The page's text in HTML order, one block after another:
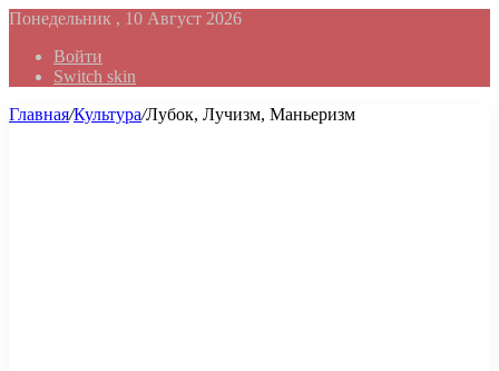
Понедельник , 10 Август 2026
Войти
Switch skin
Главная/Культура/Лубок, Лучизм, Маньеризм